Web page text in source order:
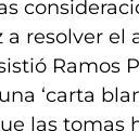
resolver el
Ramos
‘carta
las tomas